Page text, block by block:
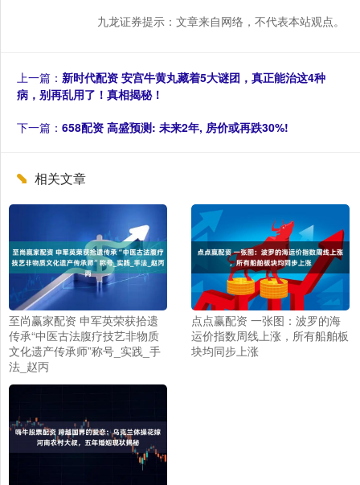
九龙证券提示：文章来自网络，不代表本站观点。
上一篇： 新时代配资 安宫牛黄丸藏着5大谜团，真正能治这4种
病，别再乱用了！真相揭秘！
下一篇： 658配资 高盛预测: 未来2年, 房价或再跌30%!
相关文章
至尚赢家配资 申军英荣获拾遗
传承“中医古法腹疗技艺非物质
文化遗产传承师”称号_实践_手
法_赵丙
点点赢配资 一张图：波罗的海
运价指数周线上涨，所有船舶板
块均同步上涨